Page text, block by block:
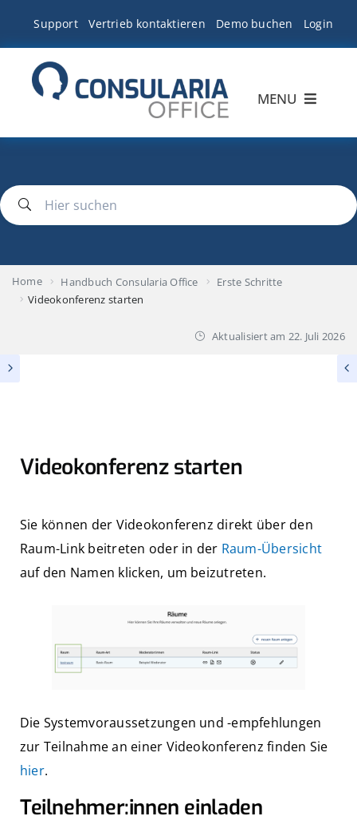
Inhalt
springen
Support Vertrieb kontaktieren Demo buchen Login
MENU
Produktübersicht
Lösungen für
Team
Home Handbuch Consularia Office
Erste Schritte
Videokonferenz starten
Aktualisiert am 22. Juli 2026
Videokonferenz starten
Sie können der Videokonferenz direkt über den
Raum-Link beitreten oder in der Raum-Übersicht
auf den Namen klicken, um beizutreten.
Die Systemvoraussetzungen und -empfehlungen
zur Teilnahme an einer Videokonferenz finden Sie
hier.
Teilnehmer:innen einladen